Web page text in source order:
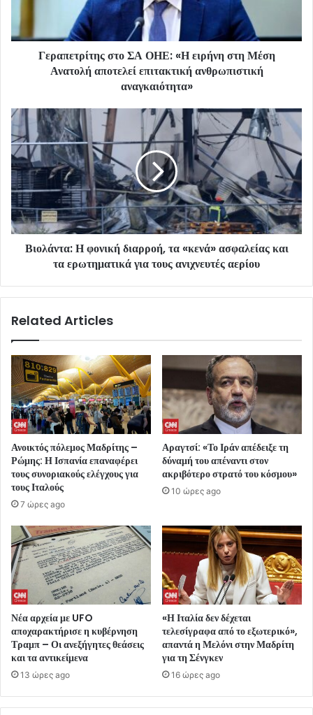
Γεραπετρίτης στο ΣΑ ΟΗΕ: «Η ειρήνη στη Μέση
Ανατολή αποτελεί επιτακτική ανθρωπιστική
αναγκαιότητα»
Βιολάντα: Η φονική διαρροή, τα «κενά» ασφαλείας και
τα ερωτηματικά για τους ανιχνευτές αερίου
Related Articles
Ανοικτός πόλεμος Μαδρίτης –
Ρώμης: Η Ισπανία επαναφέρει
τους συνοριακούς ελέγχους για
τους Ιταλούς
7 ώρες ago
Αραγτσί: «Το Ιράν απέδειξε τη
δύναμή του απέναντι στον
ακριβότερο στρατό του κόσμου»
10 ώρες ago
Νέα αρχεία με UFO
αποχαρακτήρισε η κυβέρνηση
Τραμπ – Οι ανεξήγητες θεάσεις
και τα αντικείμενα
13 ώρες ago
«Η Ιταλία δεν δέχεται
τελεσίγραφα από το εξωτερικό»,
απαντά η Μελόνι στην Μαδρίτη
για τη Σένγκεν
16 ώρες ago